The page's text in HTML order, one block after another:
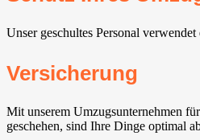
Unser geschultes Personal
Versicherung
Mit unserem Umzugsunternehmen
geschehen, sind Ihre Dinge optimal